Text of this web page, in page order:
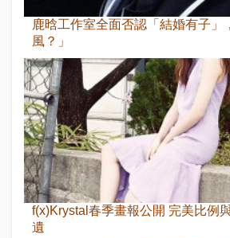
鹿晗工作室全面否認「結婚有子」
風？」
f(x)Krystal春季畫報公開 完美比例
遺